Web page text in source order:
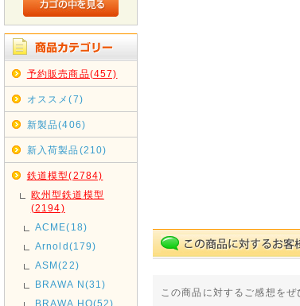
予約販売商品(457)
オススメ(7)
新製品(406)
新入荷製品(210)
鉄道模型(2784)
欧州型鉄道模型
(2194)
ACME(18)
Arnold(179)
ASM(22)
BRAWA N(31)
BRAWA HO(52)
この商品に対するご感想をぜ